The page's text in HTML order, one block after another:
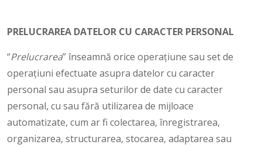
PRELUCRAREA DATELOR CU CARACTER PERSONAL
“Prelucrarea” înseamnă orice operațiune sau set de
operațiuni efectuate asupra datelor cu caracter
personal sau asupra seturilor de date cu caracter
personal, cu sau fără utilizarea de mijloace
automatizate, cum ar fi colectarea, înregistrarea,
organizarea, structurarea, stocarea, adaptarea sau